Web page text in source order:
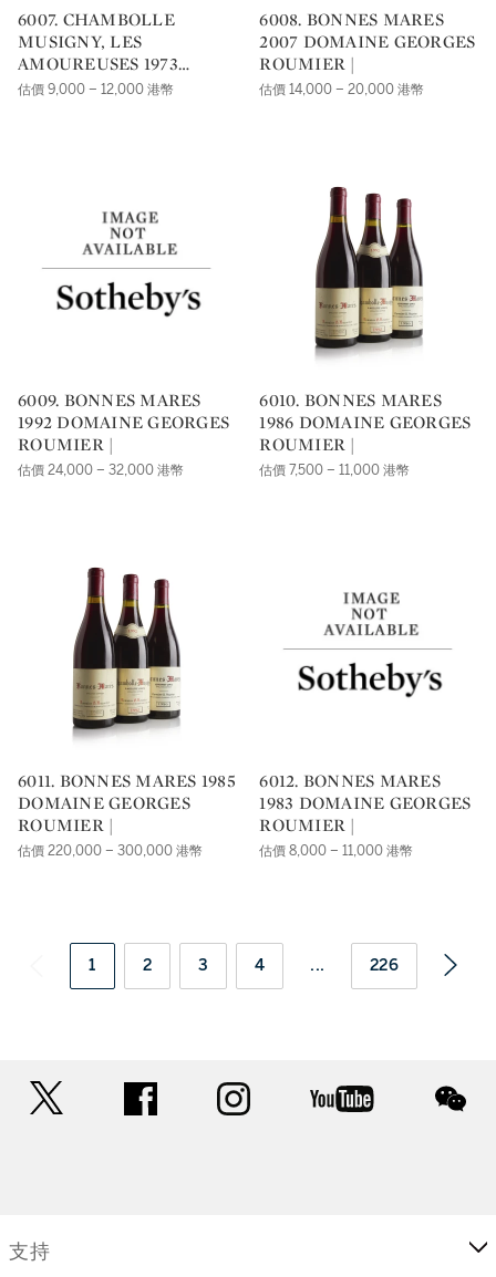
6007. CHAMBOLLE
MUSIGNY, LES
AMOUREUSES 1973
DOMAINE GEORGES
估價 9,000 – 12,000 港幣
6008. BONNES MARES
2007 DOMAINE GEORGES
ROUMIER |
估價 14,000 – 20,000 港幣
6009. BONNES MARES
1992 DOMAINE GEORGES
ROUMIER |
估價 24,000 – 32,000 港幣
6010. BONNES MARES
1986 DOMAINE GEORGES
ROUMIER |
估價 7,500 – 11,000 港幣
6011. BONNES MARES 1985
DOMAINE GEORGES
ROUMIER |
估價 220,000 – 300,000 港幣
6012. BONNES MARES
1983 DOMAINE GEORGES
ROUMIER |
估價 8,000 – 11,000 港幣
1 2 3 4 ... 226
facebook instagram youtube
支持